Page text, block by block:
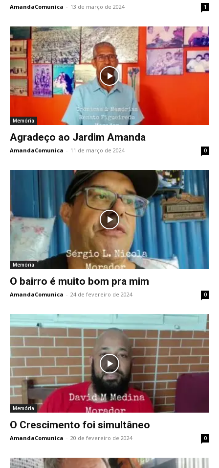
AmandaComunica - 13 de março de 2024 1
Memória
Agradeço ao Jardim Amanda
AmandaComunica - 11 de março de 2024 0
Memória
O bairro é muito bom pra mim
AmandaComunica - 24 de fevereiro de 2024 0
Memória
O Crescimento foi simultâneo
AmandaComunica - 20 de fevereiro de 2024 0